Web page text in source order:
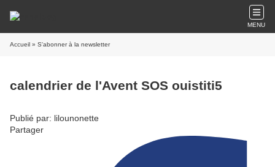
MENU
Accueil » S'abonner à la newsletter
calendrier de l'Avent SOS ouistiti5
Publié par: lilounonette
Partager